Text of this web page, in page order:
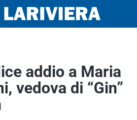
addio a Maria
vedova di “Gin”